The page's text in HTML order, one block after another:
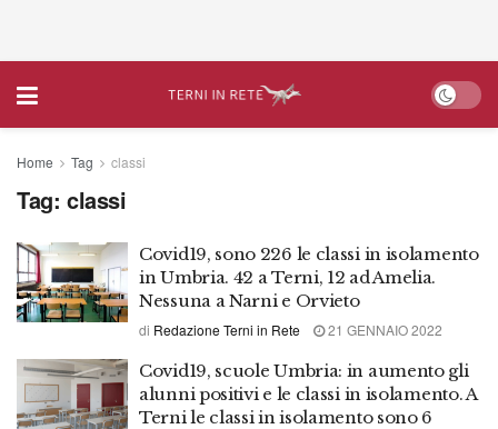
Home Tag classi
Tag: classi
Covid19, sono 226 le classi in isolamento
in Umbria. 42 a Terni, 12 ad Amelia.
Nessuna a Narni e Orvieto
di Redazione Terni in Rete 21 GENNAIO 2022
Covid19, scuole Umbria: in aumento gli
alunni positivi e le classi in isolamento. A
Terni le classi in isolamento sono 6